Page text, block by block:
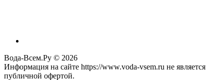
Вода-Всем.Ру © 2026
Информация на сайте https://www.voda-vsem.ru не является
публичной офертой.